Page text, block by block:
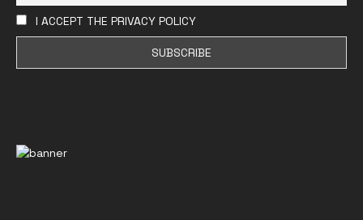
I ACCEPT THE PRIVACY POLICY